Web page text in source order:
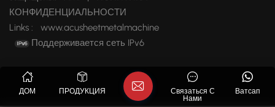
КОНФИДЕНЦИАЛЬНОСТИ
Links :
www.acusheetmetalmachine
Поддерживается сеть IPv6
ДОМ ПРОДУКЦИЯ Ватсап
Связаться С
Нами